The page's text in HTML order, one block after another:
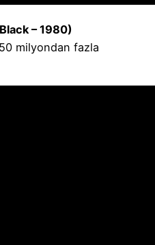
– 1980)
milyondan fazla